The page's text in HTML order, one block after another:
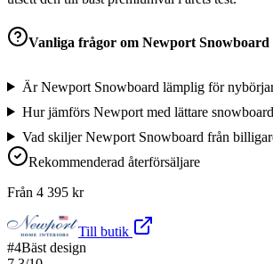
Vanliga frågor om Newport Snowboard
Är Newport Snowboard lämplig för
Hur jämförs Newport med lättare
Vad skiljer Newport Snowboard från
Rekommenderad återförsäljare
Från 4 395 kr
Till butik
#4Bäst design